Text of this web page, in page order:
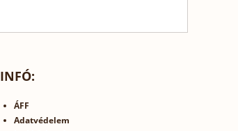
INFÓ:
ÁFF
Adatvédelem